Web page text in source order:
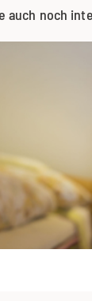
auch noch